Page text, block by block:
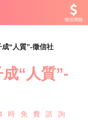
徵信價錢
“人質”-徵信社
“人質”-
免費諮詢